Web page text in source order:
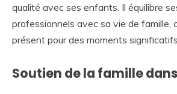
qualité avec ses enfants. Il équilibre
professionnels avec sa vie de famille,
présent pour des moments
Soutien de la famille